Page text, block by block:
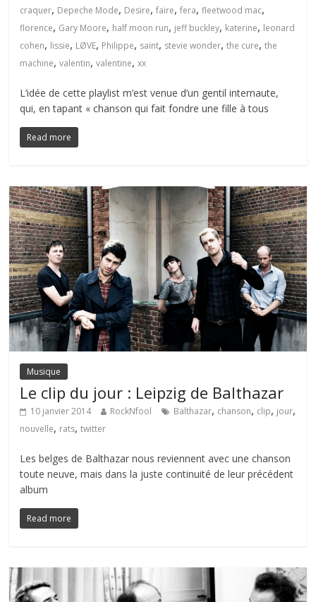
craquer, Depeche Mode, Desire,faire,fera,fleetwood mac,
florence, Gary Moore, half moon run, jeff buckley, katerine, leonard
cohen, lissie, LØVE, Philippe, saint, stevie wonder,the cure,the
machine,valentin,valentine,xx
L’idée de cette playlist m’est venue d’un gentil internaute,
qui, en tapant « chanson qui fait fondre une fille à tous
Read more
Musique
Le clip du jour : Leipzig de Balthazar
10 janvier 2014 RockNfool Balthazar, chanson, clip, jour,
nouvelle, rats,twitter
Les belges de Balthazar nous reviennent avec une chanson
toute neuve, mais dans la juste continuité de leur précédent
album
Read more